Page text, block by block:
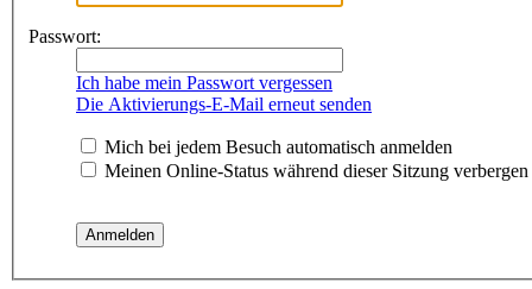
Passwort:
Ich habe mein Passwort vergessen
Die Aktivierungs-E-Mail erneut senden
Mich bei jedem Besuch automatisch anmelden
Meinen Online-Status während dieser Sitzung verbergen